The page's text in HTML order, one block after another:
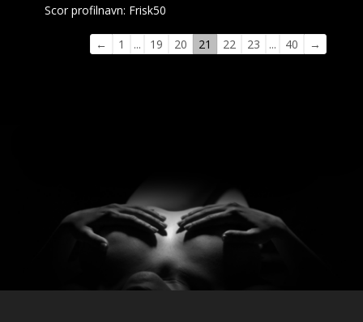
Scor profilnavn: Frisk50
Navigation
← 1 ... 19 20 21 22 23 ... 40 →